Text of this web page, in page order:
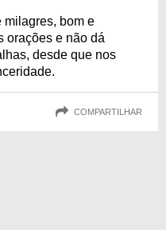
milagres, bom e
orações e não dá
desde que nos
COMPARTILHAR